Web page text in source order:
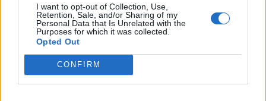
I want to opt-out of Collection, Use,
Retention, Sale, and/or Sharing of my
Personal Data that Is Unrelated with the
Purposes for which it was collected.
Opted Out
CONFIRM